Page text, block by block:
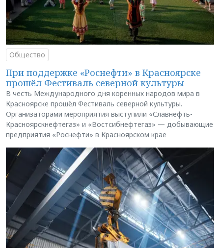
Общество
При поддержке «Роснефти» в Красноярске
прошёл Фестиваль северной культуры
В честь Международного дня коренных народов мира в
Красноярске прошёл Фестиваль северной культуры.
Организаторами мероприятия выступили «Славнефть-
Красноярскнефтегаз» и «Востсибнефтегаз» — добывающие
предприятия «Роснефти» в Красноярском крае